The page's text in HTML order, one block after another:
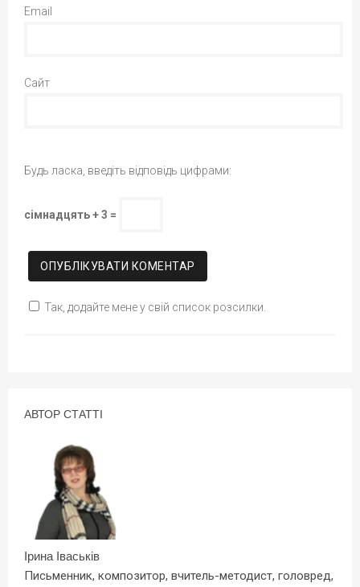
Email
Сайт
Будь ласка, введіть відповідь цифрами:
сімнадцять + 3 =
Так, додайте мене у свій список розсилки.
АВТОР СТАТТІ
Ірина Іваськів
Письменник, композитор, вчитель-методист, головред,